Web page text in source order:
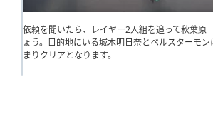
依頼を聞いたら、レイヤー2人組を追って秋葉
ょう。目的地にいる城木明日奈とベルスターモ
まりクリアとなります。